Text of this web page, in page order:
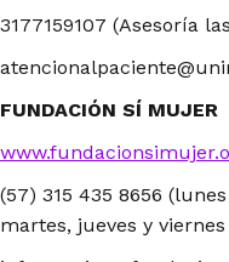
3177159107 (Asesoría
FUNDACIÓN SÍ MUJER
(57) 315 435 8656
martes, jueves y viernes